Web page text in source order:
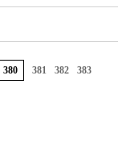
380 381 382
383